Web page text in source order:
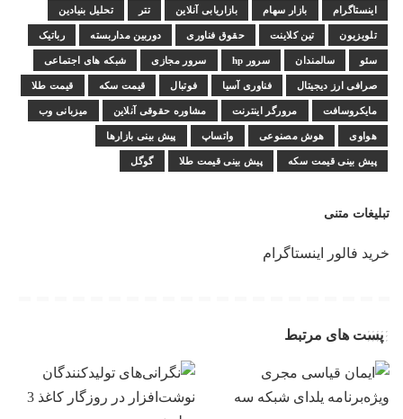
اینستاگرام بازار سهام بازاریابی آنلاین تتر تحلیل بنیادین
تلویزیون تین کلاینت حقوق فناوری دوربین مداربسته رباتیک
سئو سالمندان سرور hp سرور مجازی شبکه های اجتماعی
صرافی ارز دیجیتال فناوری آسیا فوتبال قیمت سکه قیمت طلا
مایکروسافت مرورگر اینترنت مشاوره حقوقی آنلاین میزبانی وب
هواوی هوش مصنوعی واتساپ پیش بینی بازارها
پیش بینی قیمت سکه پیش بینی قیمت طلا گوگل
تبلیغات متنی
خرید فالور اینستاگرام
پست های مرتبط